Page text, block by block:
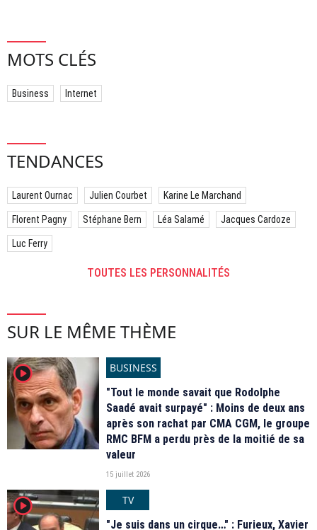
MOTS CLÉS
Business Internet
TENDANCES
Laurent Ournac Julien Courbet Karine Le Marchand
Florent Pagny Stéphane Bern Léa Salamé Jacques Cardoze
Luc Ferry
TOUTES LES PERSONNALITÉS
SUR LE MÊME THÈME
player2
BUSINESS
"Tout le monde savait que Rodolphe
Saadé avait surpayé" : Moins de deux ans
après son rachat par CMA CGM, le groupe
RMC BFM a perdu près de la moitié de sa
valeur
15 juillet 2026
player2
TV
"Je suis dans un cirque…" : Furieux, Xavier